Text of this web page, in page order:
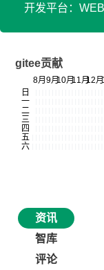
开发平台：
gitee贡献
资讯
智库
评论